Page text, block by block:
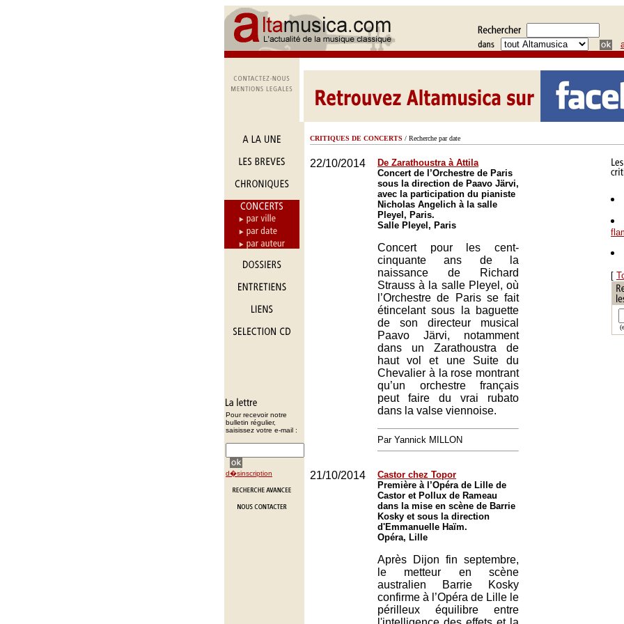
Pour recevoir notre
bulletin régulier,
saisissez votre e-mail :
d�sinscription
CRITIQUES DE CONCERTS / Recherche par date
22/10/2014
De Zarathoustra à Attila
Concert de l’Orchestre de Paris
sous la direction de Paavo Järvi,
avec la participation du pianiste
Nicholas Angelich à la salle
Pleyel, Paris.
Salle Pleyel, Paris
Concert pour les cent-
cinquante ans de la
naissance de Richard
Strauss à la salle Pleyel, où
l’Orchestre de Paris se fait
étincelant sous la baguette
de son directeur musical
Paavo Järvi, notamment
dans un Zarathoustra de
haut vol et une Suite du
Chevalier à la rose montrant
qu’un orchestre français
peut faire du vrai rubato
dans la valse viennoise.
Par Yannick MILLON
21/10/2014
Castor chez Topor
Première à l’Opéra de Lille de
Castor et Pollux de Rameau
dans la mise en scène de Barrie
Kosky et sous la direction
d'Emmanuelle Haïm.
Opéra, Lille
Après Dijon fin septembre,
le metteur en scène
australien Barrie Kosky
confirme à l’Opéra de Lille le
périlleux équilibre entre
[